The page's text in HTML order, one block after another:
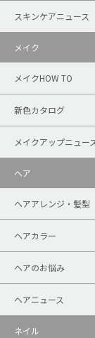
スキンケアニュース
メイク
メイクHOW TO
新色カタログ
メイクアップニュー
ヘア
ヘアアレンジ・髪型
ヘアカラー
ヘアのお悩み
ヘアニュース
ネイル